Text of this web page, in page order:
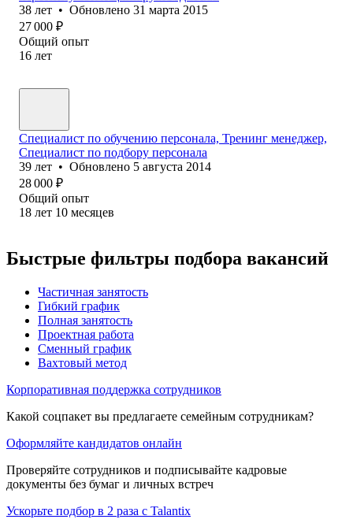
38 лет • Обновлено 31 марта 2015
27 000 ₽
Общий опыт
16 лет
Специалист по обучению персонала, Тренинг менеджер,
Специалист по подбору персонала
39 лет • Обновлено 5 августа 2014
28 000 ₽
Общий опыт
18 лет 10 месяцев
Быстрые фильтры подбора вакансий
Частичная занятость
Гибкий график
Полная занятость
Проектная работа
Сменный график
Вахтовый метод
Корпоративная поддержка сотрудников
Какой соцпакет вы предлагаете семейным сотрудникам?
Оформляйте кандидатов онлайн
Проверяйте сотрудников и подписывайте кадровые
документы без бумаг и личных встреч
Ускорьте подбор в 2 раза с Talantix